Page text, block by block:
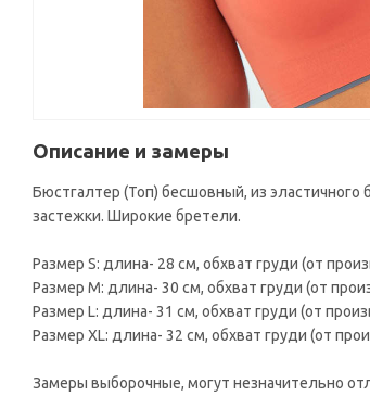
Описание и замеры
Бюстгалтер (Топ) бесшовный, из
застежки. Широкие бретели.
Размер S: длина- 28 см, обхват груди (от
Размер M: длина- 30 см, обхват груди (от
Размер L: длина- 31 см, обхват груди (от
Размер XL: длина- 32 см, обхват груди (от
Замеры выборочные, могут незначительно